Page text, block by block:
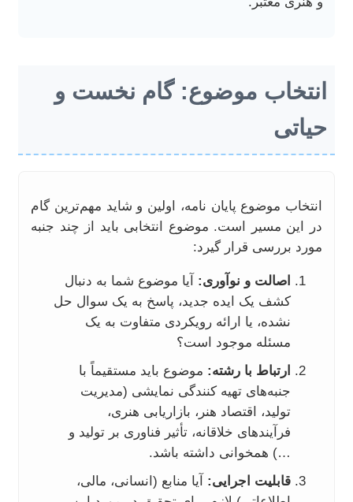
انتخاب موضوع: گام نخست و
حیاتی
انتخاب موضوع پایان نامه، اولین و شاید مهم‌ترین گام
در این مسیر است. موضوع انتخابی باید از چند جنبه
مورد بررسی قرار گیرد:
اصالت و نوآوری: آیا موضوع شما به دنبال
کشف یک ایده جدید، پاسخ به یک سوال حل
نشده، یا ارائه رویکردی متفاوت به یک
مسئله موجود است؟
ارتباط با رشته: موضوع باید مستقیماً با
جنبه‌های تهیه کنندگی نمایشی (مدیریت
تولید، اقتصاد هنر، بازاریابی هنری،
فرآیندهای خلاقانه، تأثیر فناوری بر تولید و
…) همخوانی داشته باشد.
قابلیت اجرایی: آیا منابع (انسانی، مالی،